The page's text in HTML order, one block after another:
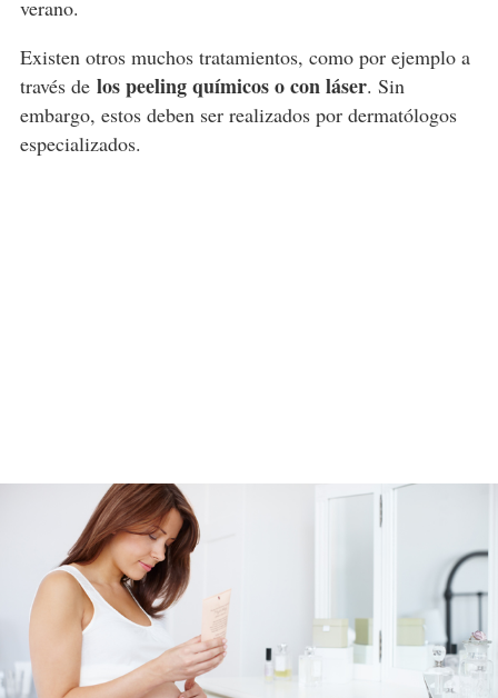
verano.
Existen otros muchos tratamientos, como por ejemplo a
través de los peeling químicos o con láser. Sin
embargo, estos deben ser realizados por dermatólogos
especializados.